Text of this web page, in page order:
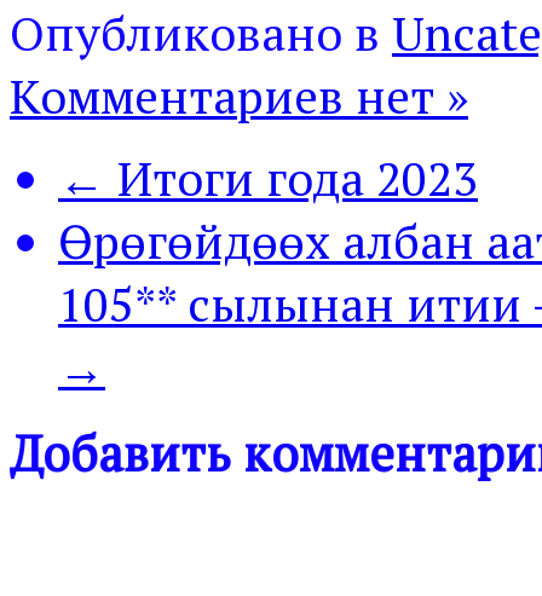
Опубликовано в
Комментариев нет »
← Итоги года 2023
Өрөгөйдөөх албан
105** сылынан итии
→
Добавить